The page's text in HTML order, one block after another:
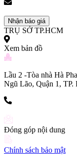
Nhận báo giá
TRỤ SỞ TP.HCM
Xem bản đồ
Lầu 2 -Tòa nhà Hà
Ngũ Lão, Quận 1,
Đóng góp nội dung
Chính sách bảo mật